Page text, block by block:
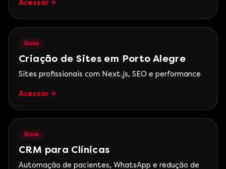
Acessar
Guia
Criação de Sites em Porto Alegre
Sites profissionais com Next.js, SEO e performance
Acessar
Guia
CRM para Clínicas
Automação de pacientes, WhatsApp e redução de